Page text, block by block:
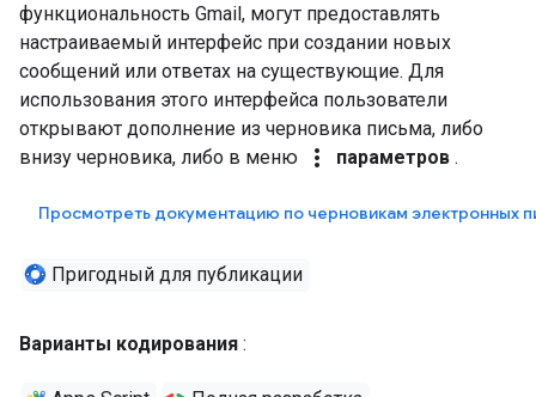
функциональность Gmail, могут предоставлять
настраиваемый интерфейс при создании новых
сообщений или ответах на существующие. Для
использования этого интерфейса пользователи
открывают дополнение из черновика письма, либо
внизу черновика, либо в меню
more_vert параметров .
Просмотреть документацию по черновикам электронных
Пригодный для публикации
Варианты кодирования :